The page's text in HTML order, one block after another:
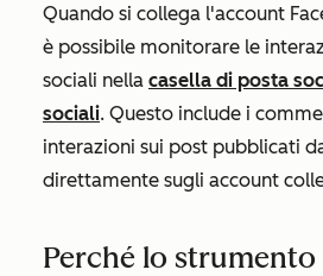
Quando si collega l'account
è possibile monitorare le
sociali nella casella di posta
sociali. Questo include i
interazioni sui post pubblicati
direttamente sugli account
Perché lo strumento